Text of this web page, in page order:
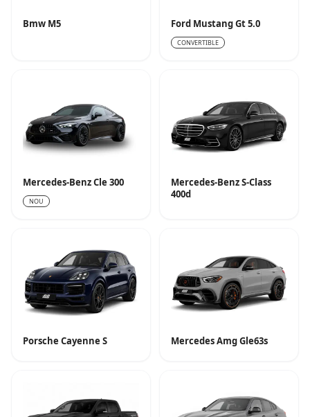
Bmw M5 Ford Mustang Gt 5.0
CONVERTIBLE
Mercedes-Benz Cle 300
NOU
Mercedes-Benz S-Class
400d
Porsche Cayenne S Mercedes Amg Gle63s